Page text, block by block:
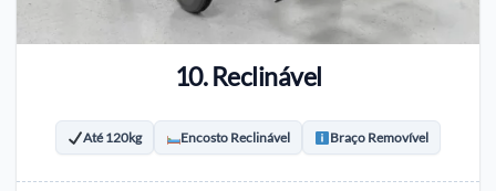
10. Reclinável
Até 120kg Encosto Reclinável Braço Removível